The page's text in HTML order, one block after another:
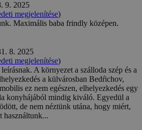
9. 2025
megjelenítése)
Maximális baba frindly középen.
8. 2025
megjelenítése)
A környezet a szálloda szép és a
a külvárosban Bedŕichov,
ez nem egészen, elhelyezkedés egy
konyhájából mindig kiváló. Egyedül a
de nem néztünk utána, hogy miért,
használtunk...